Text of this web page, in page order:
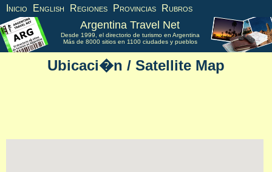
Inicio English Regiones Provincias Rubros
Argentina Travel Net
Desde 1999, el directorio de turismo en Argentina
Más de 8000 sitios en 1100 ciudades y pueblos
Ubicaci�n / Satellite Map